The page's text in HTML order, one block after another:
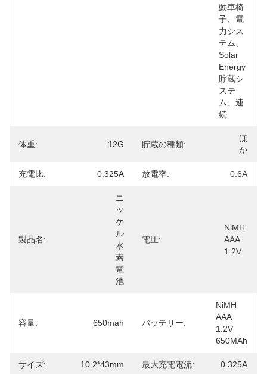
動車椅
子、電
力シス
テム、
Solar
Energy
貯蔵シ
ステ
ム、連
続
体重: 12G 貯蔵の種類:
ほ
か
充電比: 0.325A 放電率: 0.6A
製品名:
ニ
ッ
ケ
ル
水
素
電
池
電圧:
NiMH
AAA
1.2V
容量: 650mah バッテリー:
NiMH
AAA
1.2V
650MAh
サイズ: 10.2*43mm 最大充電電流: 0.325A